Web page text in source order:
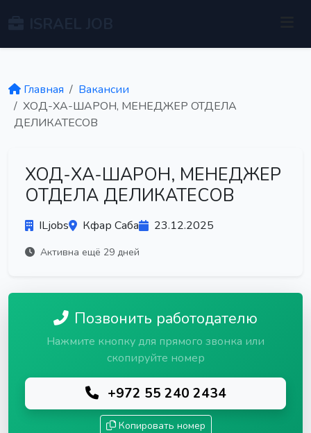
Главная
Вакансии
ХОД-ХА-ШАРОН, МЕНЕДЖЕР ОТДЕЛА
ДЕЛИКАТЕСОВ
ХОД-ХА-ШАРОН, МЕНЕДЖЕР
ОТДЕЛА ДЕЛИКАТЕСОВ
ILjobs Кфар Саба 23.12.2025
Активна ещё 29 дней
Позвонить работодателю
Нажмите кнопку для прямого звонка или
скопируйте номер
+972 55 240 2434
Копировать номер